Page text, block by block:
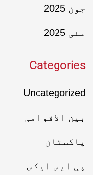
جون 2025
مئی 2025
Categories
Uncategorized
بین الاقوامی
پاکستان
پی ایس ایکس